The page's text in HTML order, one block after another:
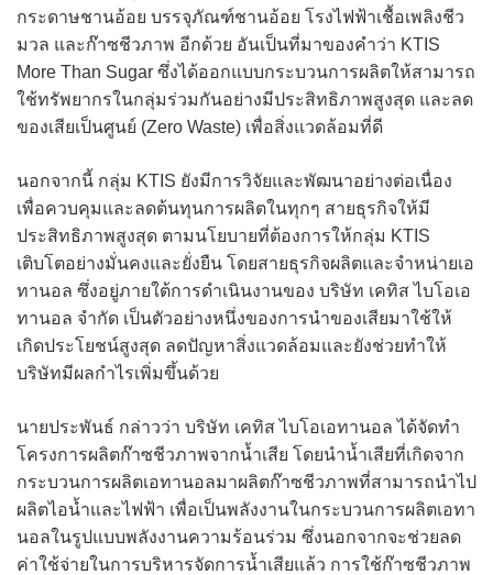
กระดาษชานอ้อย บรรจุภัณฑ์ชานอ้อย โรงไฟฟ้าเชื้อเพลิงชีว
มวล และก๊าซชีวภาพ อีกด้วย อันเป็นที่มาของคำว่า KTIS
More Than Sugar ซึ่งได้ออกแบบกระบวนการผลิตให้สามารถ
ใช้ทรัพยากรในกลุ่มร่วมกันอย่างมีประสิทธิภาพสูงสุด และลด
ของเสียเป็นศูนย์ (Zero Waste) เพื่อสิ่งแวดล้อมที่ดี
นอกจากนี้ กลุ่ม KTIS ยังมีการวิจัยและพัฒนาอย่างต่อเนื่อง
เพื่อควบคุมและลดต้นทุนการผลิตในทุกๆ สายธุรกิจให้มี
ประสิทธิภาพสูงสุด ตามนโยบายที่ต้องการให้กลุ่ม KTIS
เติบโตอย่างมั่นคงและยั่งยืน โดยสายธุรกิจผลิตและจำหน่ายเอ
ทานอล ซึ่งอยู่ภายใต้การดำเนินงานของ บริษัท เคทิส ไบโอเอ
ทานอล จำกัด เป็นตัวอย่างหนึ่งของการนำของเสียมาใช้ให้
เกิดประโยชน์สูงสุด ลดปัญหาสิ่งแวดล้อมและยังช่วยทำให้
บริษัทมีผลกำไรเพิ่มขึ้นด้วย
นายประพันธ์ กล่าวว่า บริษัท เคทิส ไบโอเอทานอล ได้จัดทำ
โครงการผลิตก๊าซชีวภาพจากน้ำเสีย โดยนำน้ำเสียที่เกิดจาก
กระบวนการผลิตเอทานอลมาผลิตก๊าซชีวภาพที่สามารถนำไป
ผลิตไอน้ำและไฟฟ้า เพื่อเป็นพลังงานในกระบวนการผลิตเอทา
นอลในรูปแบบพลังงานความร้อนร่วม ซึ่งนอกจากจะช่วยลด
ค่าใช้จ่ายในการบริหารจัดการน้ำเสียแล้ว การใช้ก๊าซชีวภาพ